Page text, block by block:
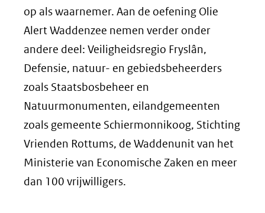
op als waarnemer. Aan de oefening Olie
Alert Waddenzee nemen verder onder
andere deel: Veiligheidsregio Fryslân,
Defensie, natuur- en gebiedsbeheerders
zoals Staatsbosbeheer en
Natuurmonumenten, eilandgemeenten
zoals gemeente Schiermonnikoog, Stichting
Vrienden Rottums, de Waddenunit van het
Ministerie van Economische Zaken en meer
dan 100 vrijwilligers.